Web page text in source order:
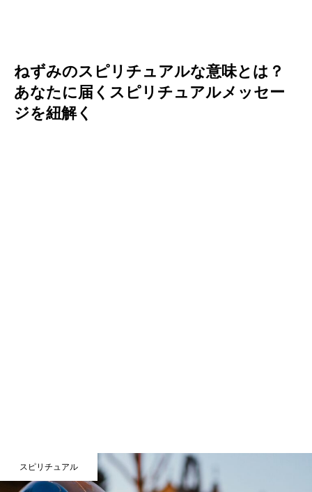
ねずみのスピリチュアルな意味とは？
あなたに届くスピリチュアルメッセー
ジを紐解く
スピリチュアル